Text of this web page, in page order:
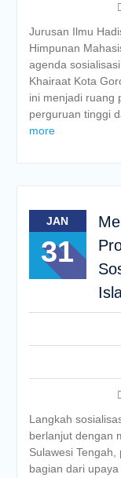
Jurusan Ilmu
Himpunan
agenda
Khairaat Kota
ini menjadi ruang
perguruan tinggi
more
JAN
31
Langkah
berlanjut dengan
Sulawesi
bagian dari